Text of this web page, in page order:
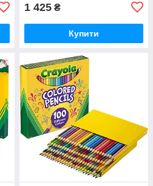
1 425 ₴
Купити